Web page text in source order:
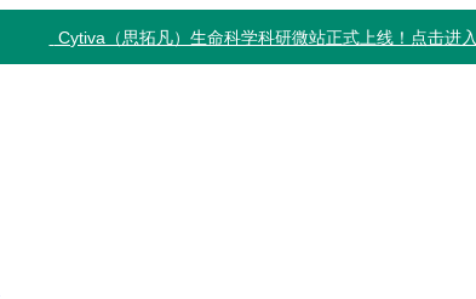
Cytiva（思拓凡）生命科学科研微站正式上线！点击进入